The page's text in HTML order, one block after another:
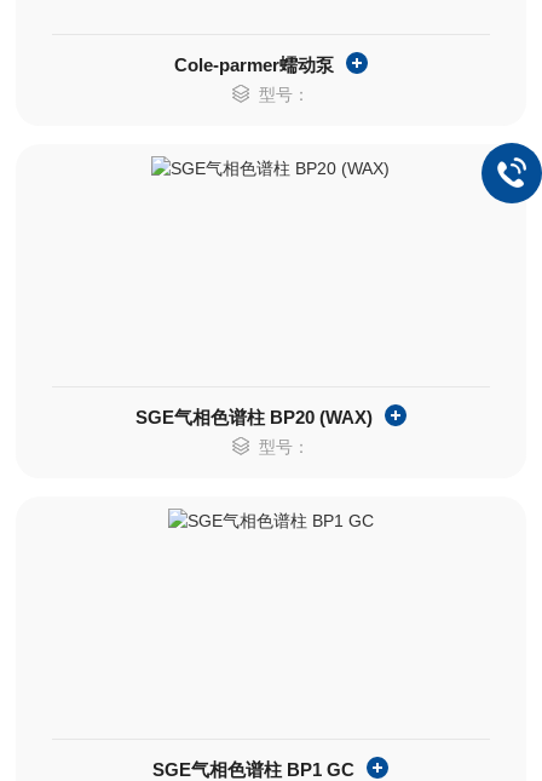
Cole-parmer蠕动泵
型号：
SGE气相色谱柱 BP20 (WAX)
型号：
SGE气相色谱柱 BP1 GC